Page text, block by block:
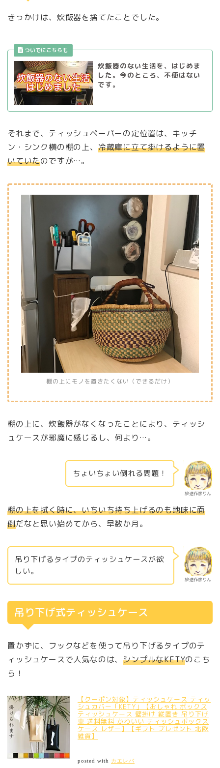
きっかけは、炊飯器を捨てたことでした。
炊飯器のない生活を、はじめま
した。今のところ、不便はない
です。
それまで、ティッシュペーパーの定位置は、キッチ
ン・シンク横の棚の上、 冷蔵庫に立て掛けるように置
いていたのですが…。
棚の上にモノを置きたくない（できるだけ）
棚の上に、炊飯器がなくなったことにより、ティッシ
ュケースが邪魔に感じるし、何より…。
放送作家りん
ちょいちょい倒れる問題！
棚の上を拭く時に、いちいち持ち上げるのも地味に面
倒だなと思い始めてから、早数か月。
放送作家りん
吊り下げるタイプのティッシュケースが欲
しい。
吊り下げ式ティッシュケース
置かずに、フックなどを使って吊り下げるタイプのテ
ィッシュケースで人気なのは、シンプルなKETYのこち
ら！
【クーポン対象】ティッシュケース ティッ
シュカバー「KETY」【おしゃれ ボックス
ティッシュケース 壁掛け 縦置き 吊り下げ
車 送料無料 かわいい ティッシュボックス
ケース レザー】【ギフト プレゼント 北欧
雑貨】
posted with カエレバ